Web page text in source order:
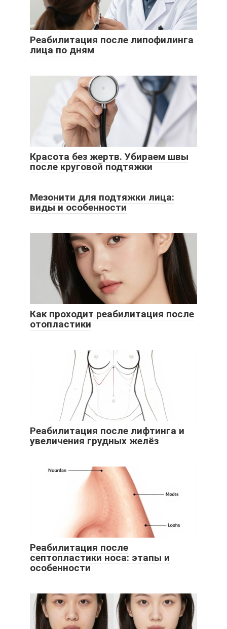
Реабилитация после липофилинга
лица по дням
Красота без жертв. Убираем швы
после круговой подтяжки
Мезонити для подтяжки лица:
виды и особенности
Как проходит реабилитация после
отопластики
Реабилитация после лифтинга и
увеличения грудных желёз
Реабилитация после
септопластики носа: этапы и
особенности